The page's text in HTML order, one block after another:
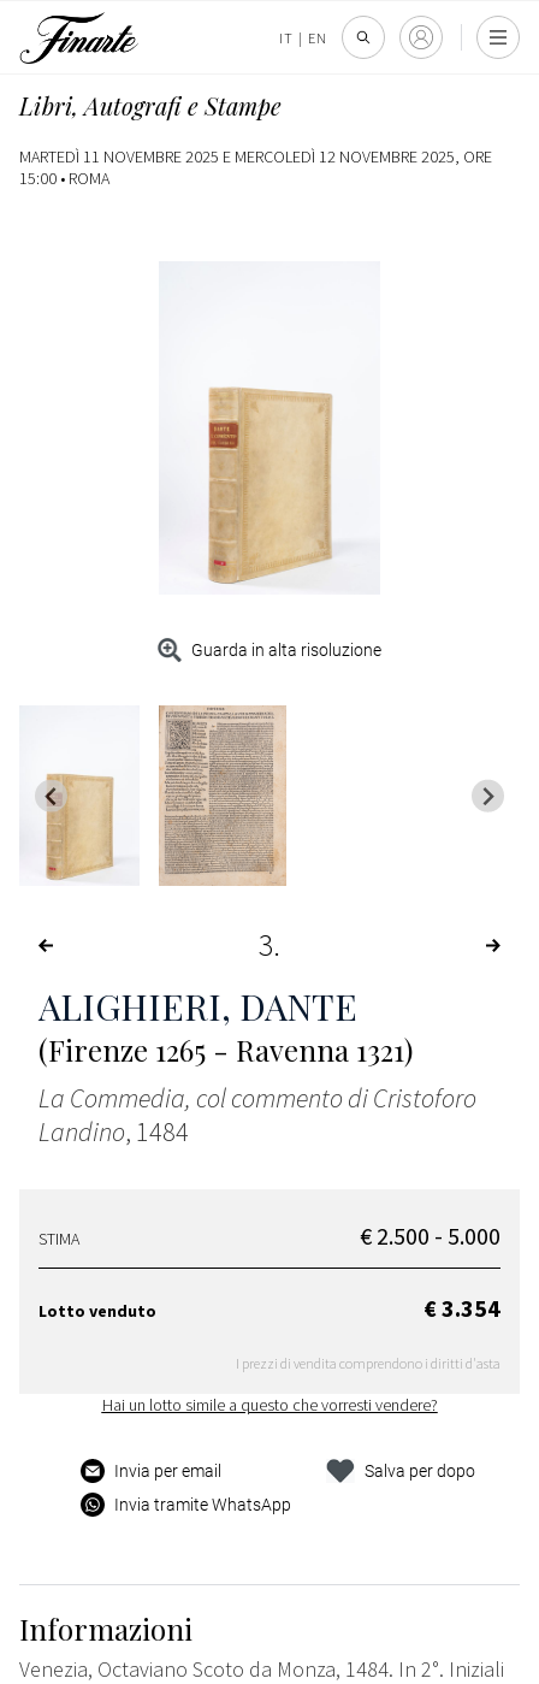
IT | EN
Libri, Autografi e Stampe
MARTEDÌ 11 NOVEMBRE 2025 E MERCOLEDÌ 12 NOVEMBRE 2025, ORE
15:00 • ROMA
Guarda in alta risoluzione
3
ALIGHIERI, DANTE
(Firenze 1265 - Ravenna 1321)
La Commedia, col commento di Cristoforo
Landino, 1484
STIMA € 2.500 - 5.000
Lotto venduto € 3.354
I prezzi di vendita comprendono i diritti d'asta
Hai un lotto simile a questo che vorresti vendere?
Invia per email
Invia tramite WhatsApp
Salva per dopo
Informazioni
Venezia, Octaviano Scoto da Monza, 1484. In 2°. Iniziali